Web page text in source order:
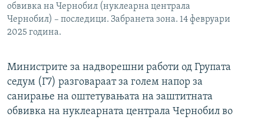
обвивка на Чернобил (нуклеарна централа
Чернобил) – последици. Забранета зона. 14 февруари
2025 година.
Министрите за надворешни работи од Групата
седум (Г7) разговараат за голем напор за
санирање на оштетувањата на заштитната
обвивка на нуклеарната централа Чернобил во